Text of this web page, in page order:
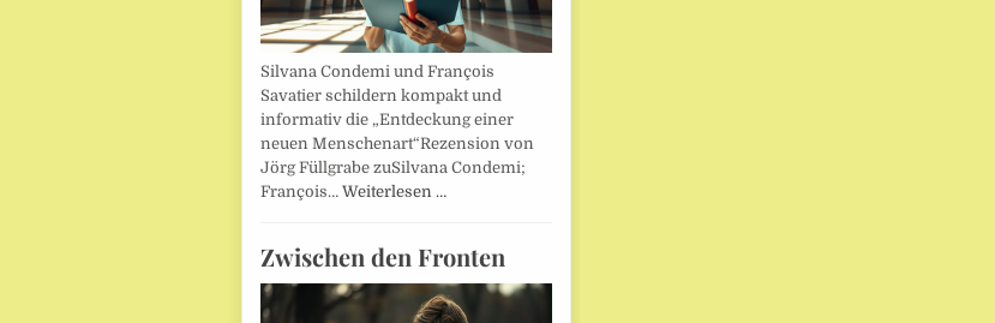
Silvana Condemi und François
Savatier schildern kompakt und
informativ die „Entdeckung einer
neuen Menschenart“Rezension von
Jörg Füllgrabe zuSilvana Condemi;
François… Weiterlesen …
Zwischen den Fronten